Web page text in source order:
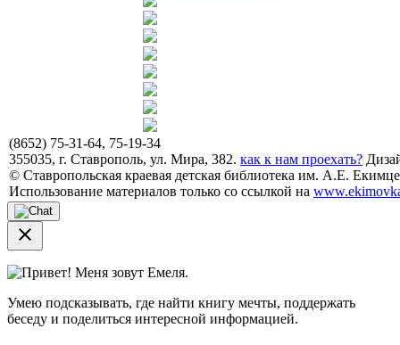
(8652) 75-31-64, 75-19-34
355035, г. Ставрополь, ул. Мира, 382. как к нам проехать?
© Ставропольская краевая детская библиотека им. А.Е.
Использование материалов только со ссылкой на
close
Привет! Меня зовут Емеля.
Умею подсказывать, где найти книгу мечты, поддержать
беседу и поделиться интересной информацией.